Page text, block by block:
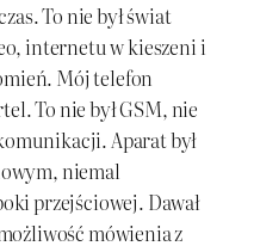
To nie był świat
internetu w kieszeni i
Mój telefon
To nie był GSM, nie
Aparat był
niemal
przejściowej. Dawał
mówienia z